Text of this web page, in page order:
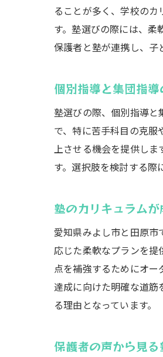
ることが多く、学校の
す。塾選びの際には、柔
保護者と塾が連携し、子
個別指導と集団指
塾選びの際、個別指導と
で、特に苦手科目の克
上させる機会を提供しま
す。選択肢を検討する際
塾のカリキュラム
愛知県みよし市と田原
応じた柔軟なプランを提
点を補強するためにオ
達成に向けた明確な道
る理由となっています。
保護者の声から見